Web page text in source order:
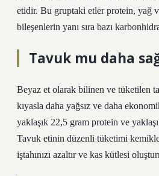
etidir. Bu gruptaki etler protein, yağ
bileşenlerin yanı sıra bazı
Tavuk mu daha
Beyaz et olarak bilinen ve tüketilen
kıyasla daha yağsız ve daha
yaklaşık 22,5 gram protein ve
Tavuk etinin düzenli tüketimi
iştahınızı azaltır ve kas kütlesi